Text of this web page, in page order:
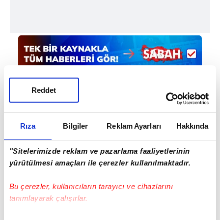
Rıza Bilgiler Reklam Ayarları Hakkında
"Sitelerimizde reklam ve pazarlama faaliyetlerinin
yürütülmesi amaçları ile çerezler kullanılmaktadır.
Bu çerezler, kullanıcıların tarayıcı ve cihazlarını
tanımlayarak çalışırlar.
Reddet
Haber Girişi
#FENERBAHÇE #TRENDYOL SÜPER LİG